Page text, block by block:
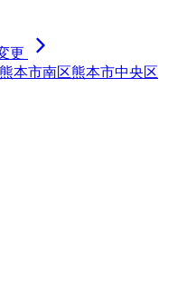
更
熊本市南区熊本市中央区